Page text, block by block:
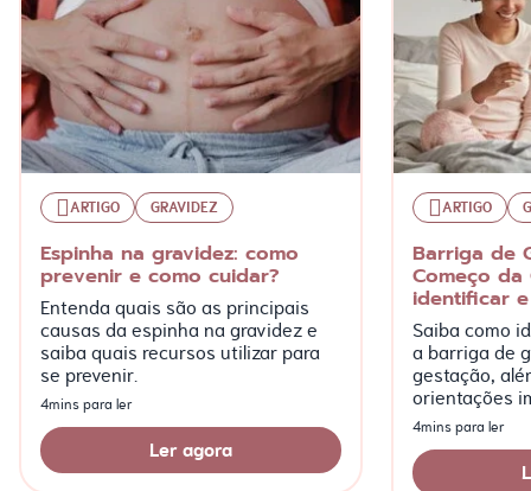
ARTIGO GRAVIDEZ
Espinha na gravidez: como
prevenir e como cuidar?
Entenda quais são as principais
causas da espinha na gravidez e
saiba quais recursos utilizar para
se prevenir.
4mins para ler
Ler agora
ARTIGO
Barriga de
Começo da
identificar
Saiba como
a barriga de
gestação,
orientações
mais!
4mins para ler